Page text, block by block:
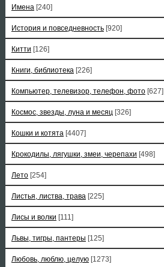
Имена [240]
История и повседневность [920]
Китти [126]
Книги, библиотека [226]
Компьютер, телевизор, телефон, фото [627]
Космос, звезды, луна и месяц [326]
Кошки и котята [4407]
Крокодилы, лягушки, змеи, черепахи [498]
Лето [254]
Листья, листва, трава [225]
Лисы и волки [111]
Львы, тигры, пантеры [125]
Любовь, люблю, целую [1273]